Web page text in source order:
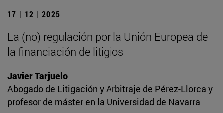
17 | 12 | 2025
La (no) regulación por la Unión Europea de
la financiación de litigios
Javier Tarjuelo
Abogado de Litigación y Arbitraje de Pérez-Llorca y
profesor de máster en la Universidad de Navarra